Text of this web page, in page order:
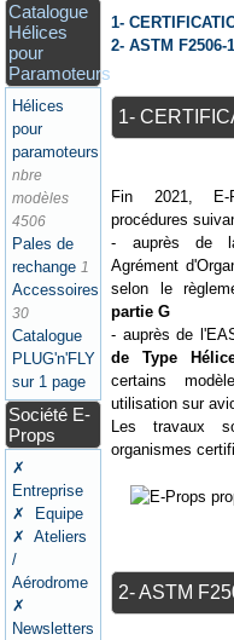
Catalogue
Hélices
pour
Paramoteurs
Hélices
pour
paramoteurs
nbre
modèles
4506
Pales de
rechange 1
Accessoires
30
Catalogue
PLUG'n'FLY
sur 1 page
Société E-
Props
✗
Entreprise
✗ Equipe
✗ Ateliers
/
Aérodrome
✗
Newsletters
1-
2- ASTM F2506-
1-
Fin 2021, E-
procédures
- auprès de
Agrément
selon le
partie G
- auprès de
de Type
certains
utilisation sur
Les travaux
organismes
2- ASTM